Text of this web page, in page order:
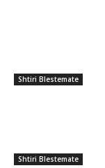
Shtiri Blestemate
Shtiri Blestemate